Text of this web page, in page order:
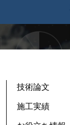
技術論文
施工実績